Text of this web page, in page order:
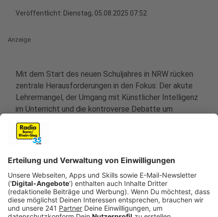
Veröffentlicht: Dienstag, 05.08.2025 07:52
Anzeige
Mit dem Start des neuen Schuljahres in NRW rücken
zentrale Herausforderungen in den Fokus: Der akute
Lehrermangel, der Umgang mit Künstlicher Intelligenz
im Unterricht und die kontroverse Debatte um
Handyverbote. Schulministerin Dorothee Feller hat
sich im Interview bei uns zu diesen Themen geäußert
und gibt Einblicke in Lösungsansätze und
Perspektiven.
Anzeige
Lehrermangel: Entspannung erst in den